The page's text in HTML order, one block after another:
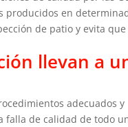
producidos en
de patio y evita que
llevan a
adecuados y
falla de calidad de todo